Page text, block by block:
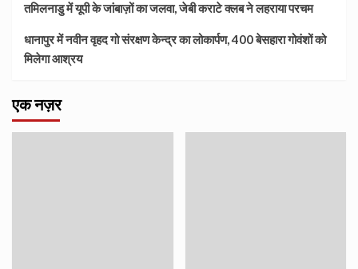
तमिलनाडु में यूपी के जांबाज़ों का जलवा, जेबी कराटे क्लब ने लहराया परचम
धानापुर में नवीन वृहद गो संरक्षण केन्द्र का लोकार्पण, 400 बेसहारा गोवंशों को
मिलेगा आश्रय
एक नज़र